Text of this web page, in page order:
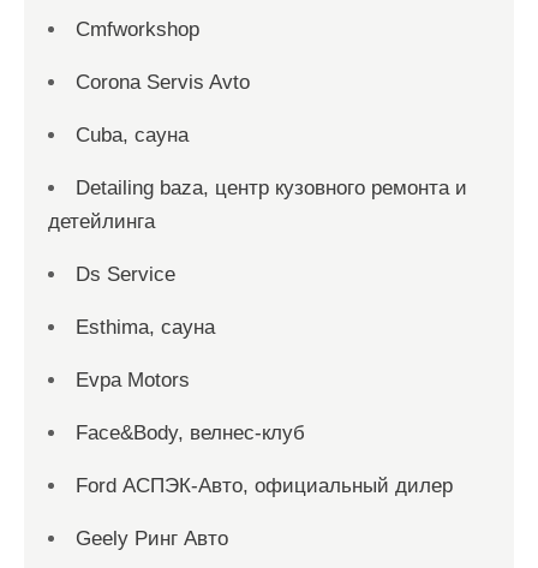
Cmfworkshop
Corona Servis Avto
Cuba, сауна
Detailing baza, центр кузовного ремонта и
детейлинга
Ds Service
Esthima, сауна
Evpa Motors
Face&Body, велнес-клуб
Ford АСПЭК-Авто, официальный дилер
Geely Ринг Авто